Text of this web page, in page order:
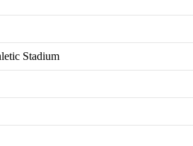
Stadium